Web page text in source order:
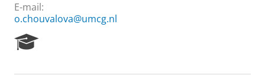
E-mail:
o.chouvalova@umcg.nl
e